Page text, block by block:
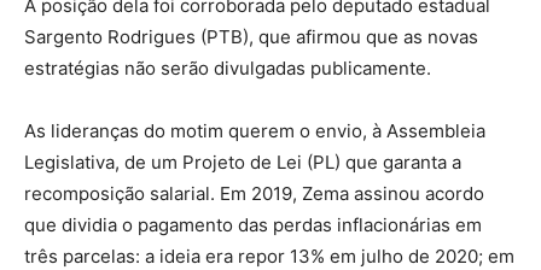
A posição dela foi corroborada pelo deputado estadual
Sargento Rodrigues (PTB), que afirmou que as novas
estratégias não serão divulgadas publicamente.
As lideranças do motim querem o envio, à Assembleia
Legislativa, de um Projeto de Lei (PL) que garanta a
recomposição salarial. Em 2019, Zema assinou acordo
que dividia o pagamento das perdas inflacionárias em
três parcelas: a ideia era repor 13% em julho de 2020; em